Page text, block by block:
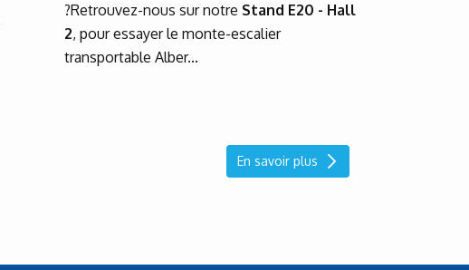
?Retrouvez-nous sur notre Stand E20 - Hall
2, pour essayer le monte-escalier
transportable Alber...
En savoir plus